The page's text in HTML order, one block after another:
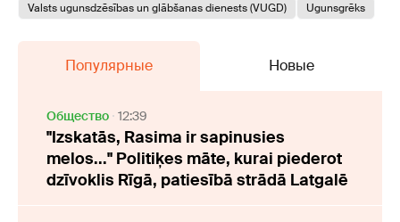
Valsts ugunsdzēsības un glābšanas dienests (VUGD) Ugunsgrēks
Популярные Новые
Oбщество 12:39
"Izskatās, Rasima ir sapinusies
melos..." Politiķes māte, kurai piederot
dzīvoklis Rīgā, patiesībā strādā Latgalē